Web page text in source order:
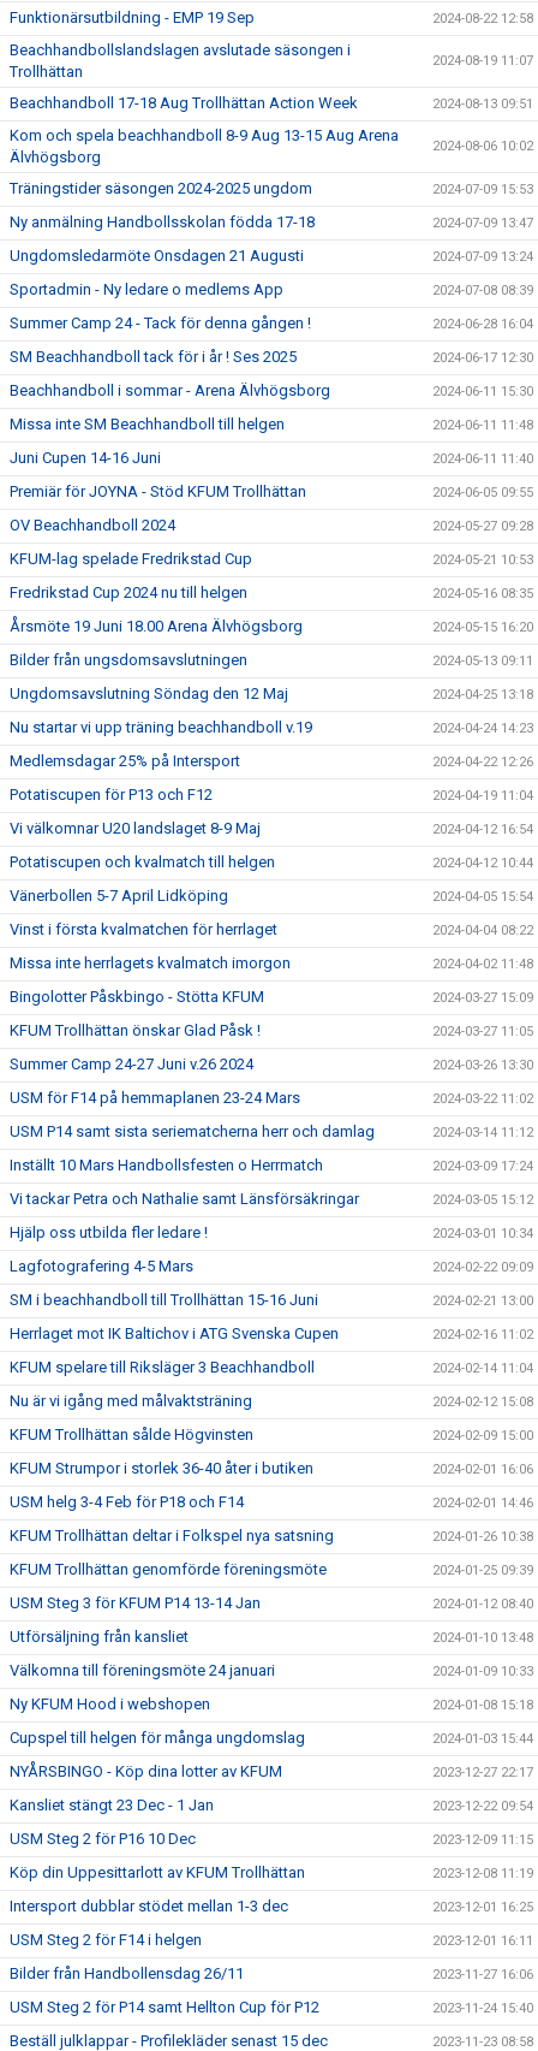
Funktionärsutbildning - EMP 19 Sep 2024-08-22 12:58
Beachhandbollslandslagen avslutade säsongen i
Trollhättan
2024-08-19 11:07
Beachhandboll 17-18 Aug Trollhättan Action Week 2024-08-13 09:51
Kom och spela beachhandboll 8-9 Aug 13-15 Aug Arena
Älvhögsborg
2024-08-06 10:02
Träningstider säsongen 2024-2025 ungdom 2024-07-09 15:53
Ny anmälning Handbollsskolan födda 17-18 2024-07-09 13:47
Ungdomsledarmöte Onsdagen 21 Augusti 2024-07-09 13:24
Sportadmin - Ny ledare o medlems App 2024-07-08 08:39
Summer Camp 24 - Tack för denna gången ! 2024-06-28 16:04
SM Beachhandboll tack för i år ! Ses 2025 2024-06-17 12:30
Beachhandboll i sommar - Arena Älvhögsborg 2024-06-11 15:30
Missa inte SM Beachhandboll till helgen 2024-06-11 11:48
Juni Cupen 14-16 Juni 2024-06-11 11:40
Premiär för JOYNA - Stöd KFUM Trollhättan 2024-06-05 09:55
OV Beachhandboll 2024 2024-05-27 09:28
KFUM-lag spelade Fredrikstad Cup 2024-05-21 10:53
Fredrikstad Cup 2024 nu till helgen 2024-05-16 08:35
Årsmöte 19 Juni 18.00 Arena Älvhögsborg 2024-05-15 16:20
Bilder från ungsdomsavslutningen 2024-05-13 09:11
Ungdomsavslutning Söndag den 12 Maj 2024-04-25 13:18
Nu startar vi upp träning beachhandboll v.19 2024-04-24 14:23
Medlemsdagar 25% på Intersport 2024-04-22 12:26
Potatiscupen för P13 och F12 2024-04-19 11:04
Vi välkomnar U20 landslaget 8-9 Maj 2024-04-12 16:54
Potatiscupen och kvalmatch till helgen 2024-04-12 10:44
Vänerbollen 5-7 April Lidköping 2024-04-05 15:54
Vinst i första kvalmatchen för herrlaget 2024-04-04 08:22
Missa inte herrlagets kvalmatch imorgon 2024-04-02 11:48
Bingolotter Påskbingo - Stötta KFUM 2024-03-27 15:09
KFUM Trollhättan önskar Glad Påsk ! 2024-03-27 11:05
Summer Camp 24-27 Juni v.26 2024 2024-03-26 13:30
USM för F14 på hemmaplanen 23-24 Mars 2024-03-22 11:02
USM P14 samt sista seriematcherna herr och damlag 2024-03-14 11:12
Inställt 10 Mars Handbollsfesten o Herrmatch 2024-03-09 17:24
Vi tackar Petra och Nathalie samt Länsförsäkringar 2024-03-05 15:12
Hjälp oss utbilda fler ledare ! 2024-03-01 10:34
Lagfotografering 4-5 Mars 2024-02-22 09:09
SM i beachhandboll till Trollhättan 15-16 Juni 2024-02-21 13:00
Herrlaget mot IK Baltichov i ATG Svenska Cupen 2024-02-16 11:02
KFUM spelare till Riksläger 3 Beachhandboll 2024-02-14 11:04
Nu är vi igång med målvaktsträning 2024-02-12 15:08
KFUM Trollhättan sålde Högvinsten 2024-02-09 15:00
KFUM Strumpor i storlek 36-40 åter i butiken 2024-02-01 16:06
USM helg 3-4 Feb för P18 och F14 2024-02-01 14:46
KFUM Trollhättan deltar i Folkspel nya satsning 2024-01-26 10:38
KFUM Trollhättan genomförde föreningsmöte 2024-01-25 09:39
USM Steg 3 för KFUM P14 13-14 Jan 2024-01-12 08:40
Utförsäljning från kansliet 2024-01-10 13:48
Välkomna till föreningsmöte 24 januari 2024-01-09 10:33
Ny KFUM Hood i webshopen 2024-01-08 15:18
Cupspel till helgen för många ungdomslag 2024-01-03 15:44
NYÅRSBINGO - Köp dina lotter av KFUM 2023-12-27 22:17
Kansliet stängt 23 Dec - 1 Jan 2023-12-22 09:54
USM Steg 2 för P16 10 Dec 2023-12-09 11:15
Köp din Uppesittarlott av KFUM Trollhättan 2023-12-08 11:19
Intersport dubblar stödet mellan 1-3 dec 2023-12-01 16:25
USM Steg 2 för F14 i helgen 2023-12-01 16:11
Bilder från Handbollensdag 26/11 2023-11-27 16:06
USM Steg 2 för P14 samt Hellton Cup för P12 2023-11-24 15:40
Beställ julklappar - Profilekläder senast 15 dec 2023-11-23 08:58